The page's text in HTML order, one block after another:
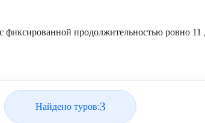
продолжительностью ровно
Найдено туров:3